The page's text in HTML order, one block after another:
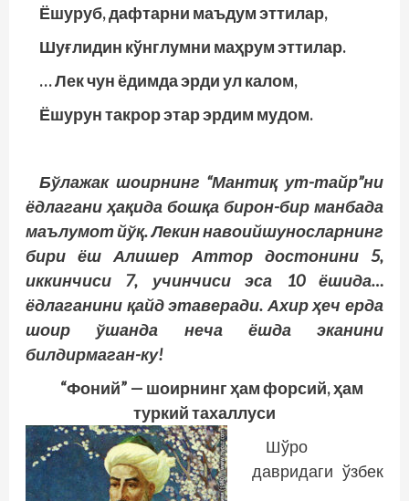
Ёшуруб, дафтарни маъдум эттилар,
Шуғлидин кўнглумни маҳрум эттилар.
… Лек чун ёдимда эрди ул калом,
Ёшурун такрор этар эрдим мудом.
Бўлажак шоирнинг “Мантиқ ут-тайр”ни
ёдлагани ҳақида бошқа бирон-бир манбада
маълумот йўқ. Лекин навоийшуносларнинг
бири ёш Алишер Аттор достонини 5,
иккинчиси 7, учинчиси эса 10 ёшида…
ёдлаганини қайд этаверади. Ахир ҳеч ерда
шоир ўшанда неча ёшда эканини
билдирмаган-ку!
“Фоний” — шоирнинг ҳам форсий, ҳам
туркий тахаллуси
Шўро
давридаги ўзбек